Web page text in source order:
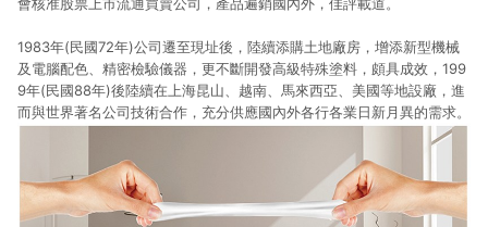
1983年(民國72年)公司遷至現址後，陸續添購土地廠房，增添新型機械
及電腦配色、精密檢驗儀器，更不斷開發高級特殊塗料，頗具成效，199
9年(民國88年)後陸續在上海昆山、越南、馬來西亞、美國等地設廠，進
而與世界著名公司技術合作，充分供應國內外各行各業日新月異的需求。